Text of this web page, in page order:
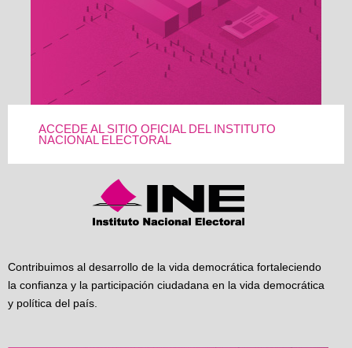
ACCEDE AL SITIO OFICIAL DEL INSTITUTO
NACIONAL ELECTORAL
Contribuimos al desarrollo de la vida democrática fortaleciendo
la confianza y la participación ciudadana en la vida democrática
y política del país.